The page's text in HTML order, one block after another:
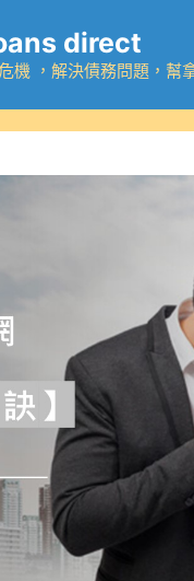
direct
機 ，解決債務問題，幫